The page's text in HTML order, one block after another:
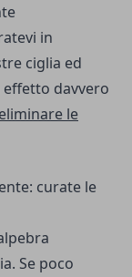
in
ciglia ed
effetto davvero
le
curate le
Se poco